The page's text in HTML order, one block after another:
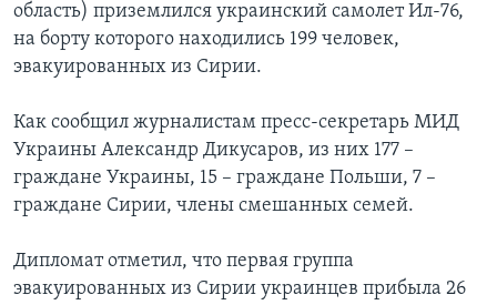
область) приземлился украинский самолет Ил-76,
на борту которого находились 199 человек,
эвакуированных из Сирии.
Как сообщил журналистам пресс-секретарь МИД
Украины Александр Дикусаров, из них 177 –
граждане Украины, 15 – граждане Польши, 7 –
граждане Сирии, члены смешанных семей.
Дипломат отметил, что первая группа
эвакуированных из Сирии украинцев прибыла 26